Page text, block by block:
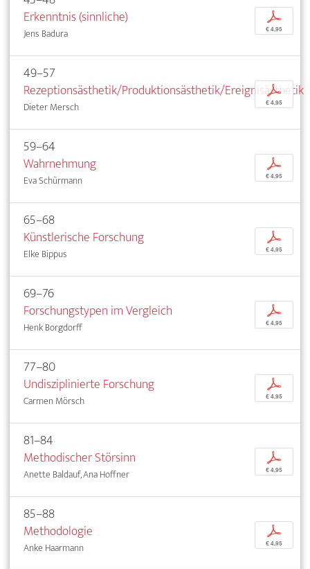
Erkenntnis (sinnliche)
Jens Badura
p
€ 4,95
49–57
Rezeptionsästhetik/Produktionsästhetik/Ereignisästhetik
Dieter Mersch
p
€ 4,95
59–64
Wahrnehmung
Eva Schürmann
p
€ 4,95
65–68
Künstlerische Forschung
Elke Bippus
p
€ 4,95
69–76
Forschungstypen im Vergleich
Henk Borgdorff
p
€ 4,95
77–80
Undisziplinierte Forschung
Carmen Mörsch
p
€ 4,95
81–84
Methodischer Störsinn
Anette Baldauf, Ana Hoffner
p
€ 4,95
85–88
Methodologie
Anke Haarmann
p
€ 4,95